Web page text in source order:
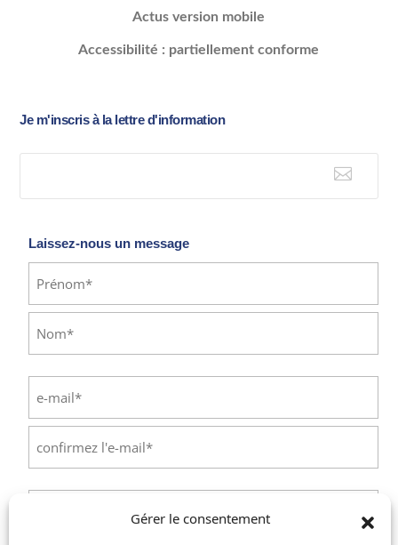
Gérer le consentement
Actus version mobile
Accessibilité : partiellement conforme
Je m'inscris à la lettre d'information

Laissez-nous un message
Prénom
mail(Nécessaire)
Saisissez
un
e-
mail
l’e-
Téléphone